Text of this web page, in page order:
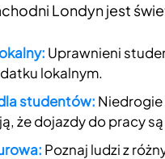
Londyn jest
Uprawnieni
lokalnym.
studentów:
że dojazdy do pracy
Poznaj ludzi z